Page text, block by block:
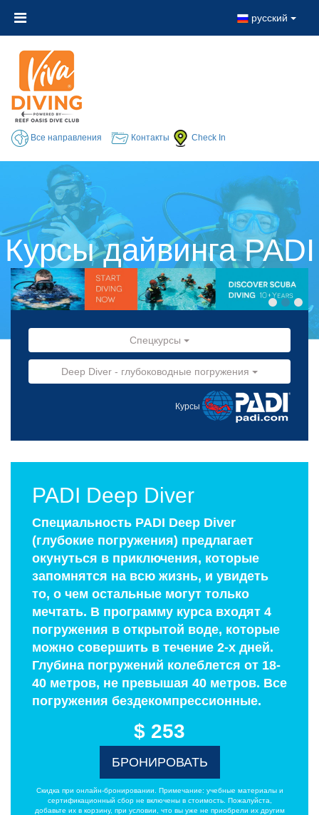
русский
Все направления Контакты Check In
Курсы дайвинга PADI
Спецкурсы
Deep Diver - глубоководные погружения
Курсы
PADI Deep Diver
Специальность PADI Deep Diver
(глубокие погружения) предлагает
окунуться в приключения, которые
запомнятся на всю жизнь, и увидеть
то, о чем остальные могут только
мечтать. В программу курса входят 4
погружения в открытой воде, которые
можно совершить в течение 2-х дней.
Глубина погружений колеблется от 18-
40 метров, не превышая 40 метров. Все
погружения бездекомпрессионные.
$ 253
БРОНИРОВАТЬ
Скидка при онлайн-бронировании. Примечание: учебные материалы и
сертификационный сбор не включены в стоимость. Пожалуйста,
добавьте их в корзину, при условии, что вы уже не приобрели их другим